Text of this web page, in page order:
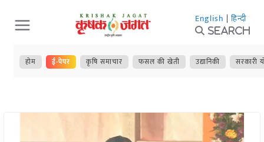
Skip
to
content
English | हिन्दी
Search
होम ई-पेपर कृषि समाचार फसल की खेती उद्यानिकी सरकारी